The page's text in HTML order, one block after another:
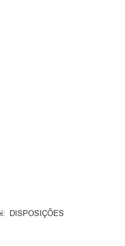
DISPOSIÇÕES